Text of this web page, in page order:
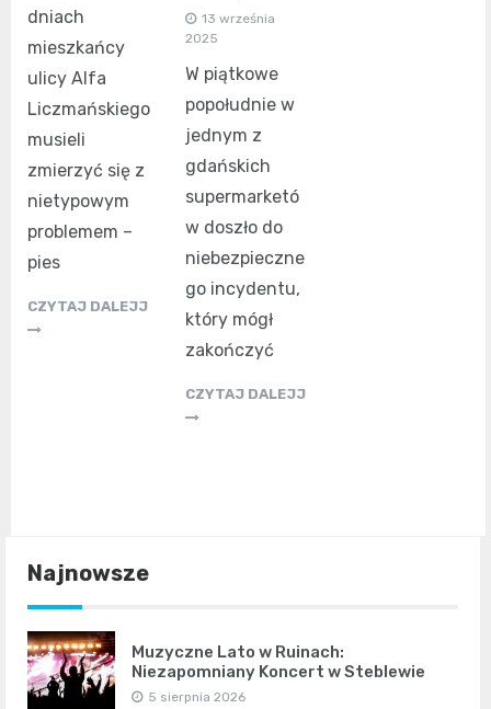
dniach
mieszkańcy
ulicy Alfa
Liczmańskiego
musieli
zmierzyć się z
nietypowym
problemem –
pies
CZYTAJ DALEJJ
13 września
2025
W piątkowe
popołudnie w
jednym z
gdańskich
supermarketó
w doszło do
niebezpieczne
go incydentu,
który mógł
zakończyć
CZYTAJ DALEJJ
Najnowsze
Muzyczne Lato w Ruinach:
Niezapomniany Koncert w Steblewie
5 sierpnia 2026